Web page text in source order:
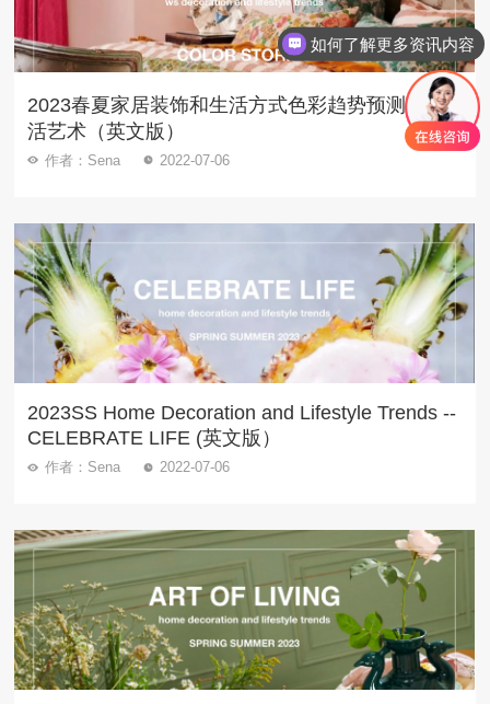
2023春夏家居装饰和生活方式色彩趋势预测 -- 生
活艺术（英文版）
作者：Sena 2022-07-06
2023SS Home Decoration and Lifestyle Trends --
CELEBRATE LIFE (英文版）
作者：Sena 2022-07-06
如何了解更多资讯内容